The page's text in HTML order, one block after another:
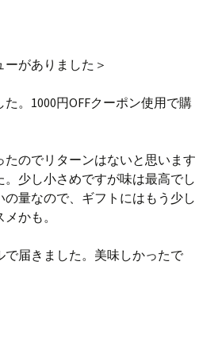
ーがありました＞
。1000円OFFクーポン使用で購
のでリターンはないと思います
少し小さめですが味は最高でし
量なので、ギフトにはもう少し
かも。
で届きました。美味しかったで